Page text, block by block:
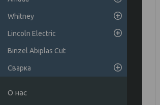
Whitney
Lincoln Electric
Binzel Abiplas Cut
Сварка
О нас